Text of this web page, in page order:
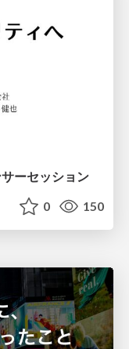
ーセッション
0 150